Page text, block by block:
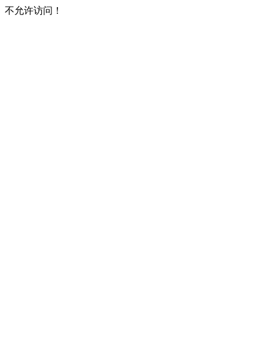
不允许访问！